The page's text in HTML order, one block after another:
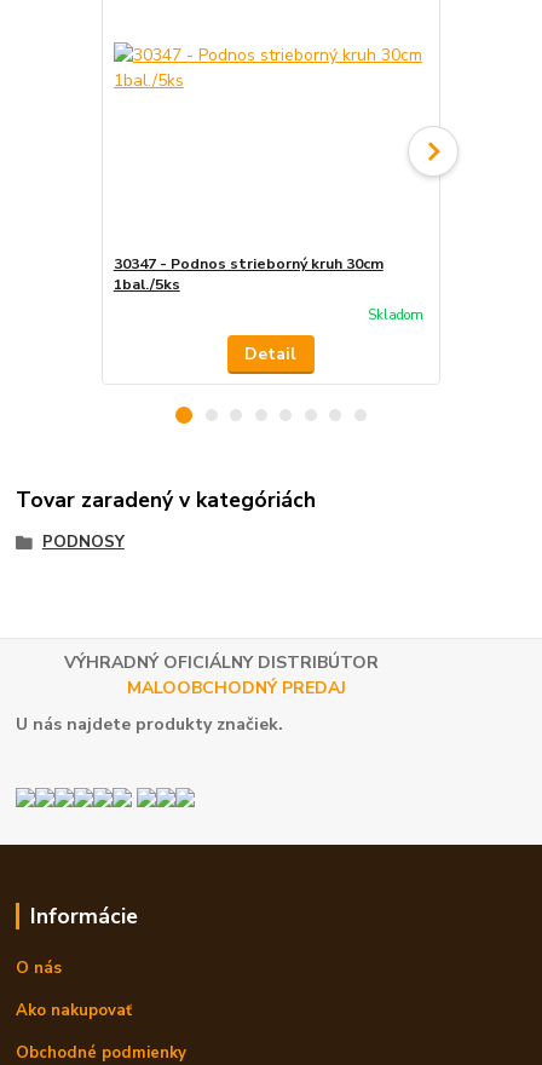
30347 - Podnos strieborný kruh 30cm
1bal./5ks
Skladom
Detail
Tovar zaradený v kategóriách
PODNOSY
VÝHRADNÝ OFICIÁLNY DISTRIBÚTOR
MALOOBCHODNÝ PREDAJ
U nás najdete produkty značiek.
Informácie
O nás
Ako nakupovať
Obchodné podmienky